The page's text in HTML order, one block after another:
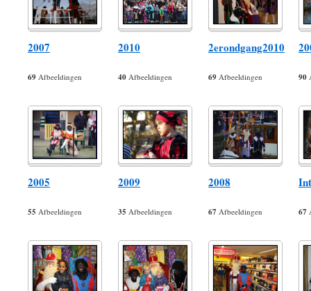
2007
69 Afbeeldingen
2010
40 Afbeeldingen
2erondgang2010
69 Afbeeldingen 90
2005
55 Afbeeldingen
2009
35 Afbeeldingen
2008
67 Afbeeldingen 67